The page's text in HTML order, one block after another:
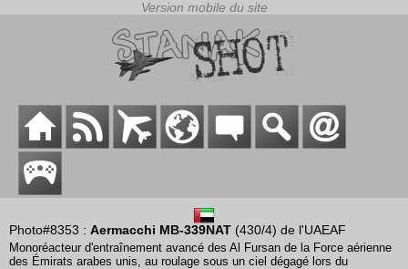
Photo#8353 : Aermacchi MB-339NAT (430/4) de l'UAEAF
Monoréacteur d'entraînement avancé des Al Fursan de la Force aérienne
des Émirats arabes unis, au roulage sous un ciel dégagé lors du